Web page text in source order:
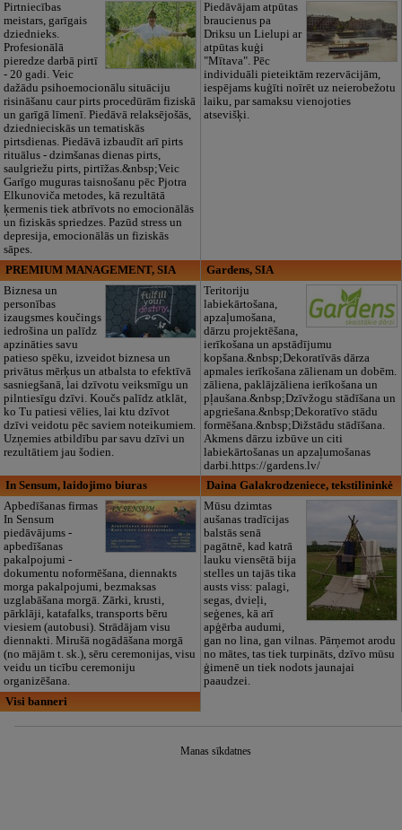
Pirtniecības
meistars, garīgais
dziednieks.
Profesionālā
pieredze darbā pirtī
- 20 gadi. Veic
dažādu psihoemocionālu situāciju
risināšanu caur pirts procedūrām fiziskā
un garīgā līmenī. Piedāvā relaksējošās,
dziednieciskās un tematiskās
pirtsdienas. Piedāvā izbaudīt arī pirts
rituālus - dzimšanas dienas pirts,
saulgriežu pirts, pirtīžas.&nbsp;Veic
Garīgo muguras taisnošanu pēc Pjotra
Elkunoviča metodes, kā rezultātā
ķermenis tiek atbrīvots no emocionālās
un fiziskās spriedzes. Pazūd stress un
depresija, emocionālās un fiziskās
sāpes.
Piedāvājam atpūtas
braucienus pa
Driksu un Lielupi ar
atpūtas kuģi
"Mītava". Pēc
individuāli pieteiktām rezervācijām,
iespējams kuģīti noīrēt uz neierobežotu
laiku, par samaksu vienojoties
atsevišķi.
PREMIUM MANAGEMENT, SIA
Biznesa un
personības
izaugsmes koučings
iedrošina un palīdz
apzināties savu
patieso spēku, izveidot biznesa un
privātus mērķus un atbalsta to efektīvā
sasniegšanā, lai dzīvotu veiksmīgu un
pilntiesīgu dzīvi. Koučs palīdz atklāt,
ko Tu patiesi vēlies, lai ktu dzīvot
dzīvi veidotu pēc saviem noteikumiem.
Uzņemies atbildību par savu dzīvi un
rezultātiem jau šodien.
Gardens, SIA
Teritoriju
labiekārtošana,
apzaļumošana,
dārzu projektēšana,
ierīkošana un apstādījumu
kopšana.&nbsp;Dekoratīvās dārza
apmales ierīkošana zālienam un dobēm.
zāliena, paklājzāliena ierīkošana un
pļaušana.&nbsp;Dzīvžogu stādīšana un
apgriešana.&nbsp;Dekoratīvo stādu
formēšana.&nbsp;Dižstādu stādīšana.
Akmens dārzu izbūve un citi
labiekārtošanas un apzaļumošanas
darbi.https://gardens.lv/
In Sensum, laidojimo biuras
Apbedīšanas firmas
In Sensum
piedāvājums -
apbedīšanas
pakalpojumi -
dokumentu noformēšana, diennakts
morga pakalpojumi, bezmaksas
uzglabāšana morgā. Zārki, krusti,
pārklāji, katafalks, transports bēru
viesiem (autobusi). Strādājam visu
diennakti. Mirušā nogādāšana morgā
(no mājām t. sk.), sēru ceremonijas, visu
veidu un ticību ceremoniju
organizēšana.
Daina Galakrodzeniece, tekstilininkė
Mūsu dzimtas
aušanas tradīcijas
balstās senā
pagātnē, kad katrā
lauku viensētā bija
stelles un tajās tika
austs viss: palagi,
segas, dvieļi,
seģenes, kā arī
apģērba audumi,
gan no lina, gan vilnas. Pārņemot arodu
no mātes, tas tiek turpināts, dzīvo mūsu
ģimenē un tiek nodots jaunajai
paaudzei.
Visi banneri
Manas sīkdatnes